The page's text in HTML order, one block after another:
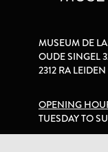
MUSEUM DE
OUDE SINGEL
2312 RA LEIDEN
OPENING
TUESDAY TO